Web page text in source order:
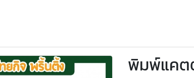
พิมพ์แคต